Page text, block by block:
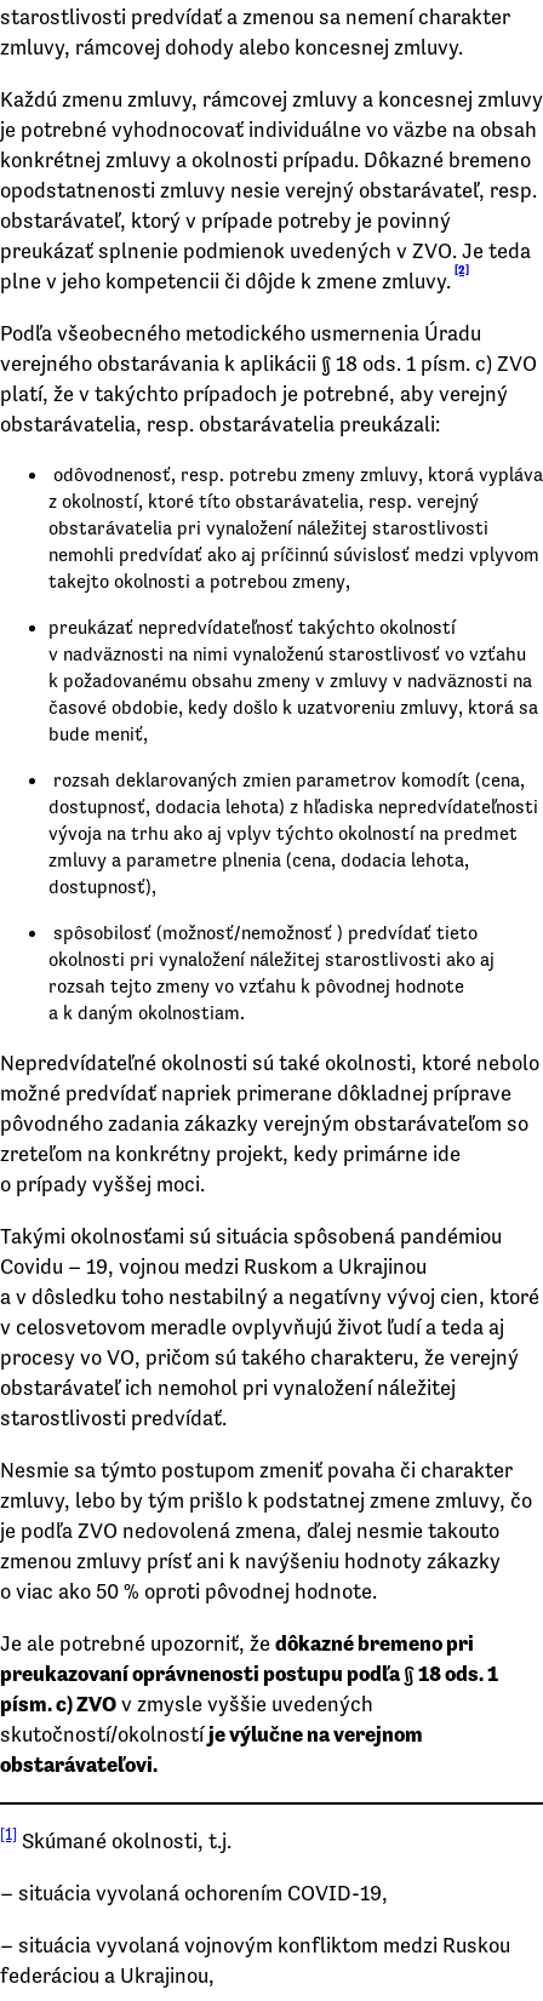
starostlivosti predvídať a zmenou sa nemení charakter
zmluvy, rámcovej dohody alebo koncesnej zmluvy.
Každú zmenu zmluvy, rámcovej zmluvy a koncesnej zmluvy
je potrebné vyhodnocovať individuálne vo väzbe na obsah
konkrétnej zmluvy a okolnosti prípadu. Dôkazné bremeno
opodstatnenosti zmluvy nesie verejný obstarávateľ, resp.
obstarávateľ, ktorý v prípade potreby je povinný
preukázať splnenie podmienok uvedených v ZVO. Je teda
plne v jeho kompetencii či dôjde k zmene zmluvy. [2]
Podľa všeobecného metodického usmernenia Úradu
verejného obstarávania k aplikácii § 18 ods. 1 písm. c) ZVO
platí, že v takýchto prípadoch je potrebné, aby verejný
obstarávatelia, resp. obstarávatelia preukázali:
odôvodnenosť, resp. potrebu zmeny zmluvy, ktorá vypláva
z okolností, ktoré títo obstarávatelia, resp. verejný
obstarávatelia pri vynaložení náležitej starostlivosti
nemohli predvídať ako aj príčinnú súvislosť medzi vplyvom
takejto okolnosti a potrebou zmeny,
preukázať nepredvídateľnosť takýchto okolností
v nadväznosti na nimi vynaloženú starostlivosť vo vzťahu
k požadovanému obsahu zmeny v zmluvy v nadväznosti na
časové obdobie, kedy došlo k uzatvoreniu zmluvy, ktorá sa
bude meniť,
rozsah deklarovaných zmien parametrov komodít (cena,
dostupnosť, dodacia lehota) z hľadiska nepredvídateľnosti
vývoja na trhu ako aj vplyv týchto okolností na predmet
zmluvy a parametre plnenia (cena, dodacia lehota,
dostupnosť),
spôsobilosť (možnosť/nemožnosť ) predvídať tieto
okolnosti pri vynaložení náležitej starostlivosti ako aj
rozsah tejto zmeny vo vzťahu k pôvodnej hodnote
a k daným okolnostiam.
Nepredvídateľné okolnosti sú také okolnosti, ktoré nebolo
možné predvídať napriek primerane dôkladnej príprave
pôvodného zadania zákazky verejným obstarávateľom so
zreteľom na konkrétny projekt, kedy primárne ide
o prípady vyššej moci.
Takými okolnosťami sú situácia spôsobená pandémiou
Covidu – 19, vojnou medzi Ruskom a Ukrajinou
a v dôsledku toho nestabilný a negatívny vývoj cien, ktoré
v celosvetovom meradle ovplyvňujú život ľudí a teda aj
procesy vo VO, pričom sú takého charakteru, že verejný
obstarávateľ ich nemohol pri vynaložení náležitej
starostlivosti predvídať.
Nesmie sa týmto postupom zmeniť povaha či charakter
zmluvy, lebo by tým prišlo k podstatnej zmene zmluvy, čo
je podľa ZVO nedovolená zmena, ďalej nesmie takouto
zmenou zmluvy prísť ani k navýšeniu hodnoty zákazky
o viac ako 50 % oproti pôvodnej hodnote.
Je ale potrebné upozorniť, že dôkazné bremeno pri
preukazovaní oprávnenosti postupu podľa § 18 ods. 1
písm. c) ZVO v zmysle vyššie uvedených
skutočností/okolností je výlučne na verejnom
obstarávateľovi.
[1] Skúmané okolnosti, t.j.
– situácia vyvolaná ochorením COVID-19,
– situácia vyvolaná vojnovým konfliktom medzi Ruskou
federáciou a Ukrajinou,